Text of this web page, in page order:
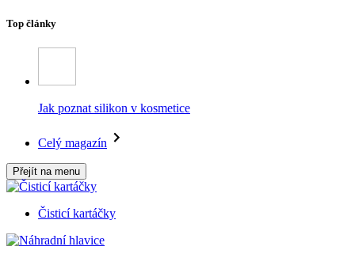
Top články
Jak poznat silikon v kosmetice
Celý magazín
Přejít na menu
Čisticí kartáčky